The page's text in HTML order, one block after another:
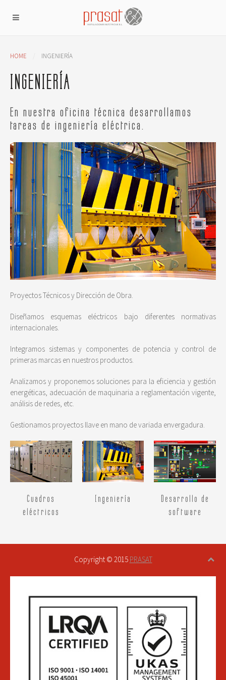
HOME INGENIERÍA
INGENIERÍA
En nuestra oficina técnica desarrollamos
tareas de ingeniería eléctrica.
Proyectos Técnicos y Dirección de Obra.
Diseñamos esquemas eléctricos bajo diferentes normativas
internacionales.
Integramos sistemas y componentes de potencia y control de
primeras marcas en nuestros productos.
Analizamos y proponemos soluciones para la eficiencia y gestión
energéticas, adecuación de maquinaria a reglamentación vigente,
análisis de redes, etc.
Gestionamos proyectos llave en mano de variada envergadura.
Cuadros
eléctricos
Ingeniería
Desarrollo de
software
Copyright © 2015 PRASAT